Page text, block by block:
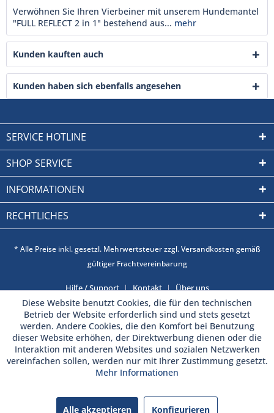
Verwöhnen Sie Ihren Vierbeiner mit unserem Hundemantel
"FULL REFLECT 2 in 1" bestehend aus... mehr
Kunden kauften auch
Kunden haben sich ebenfalls angesehen
SERVICE HOTLINE
SHOP SERVICE
INFORMATIONEN
RECHTLICHES
* Alle Preise inkl. gesetzl. Mehrwertsteuer zzgl. Versandkosten gemäß
gültiger Frachtvereinbarung
Hilfe / Support Kontakt Über uns
Diese Website benutzt Cookies, die für den technischen
Betrieb der Website erforderlich sind und stets gesetzt
werden. Andere Cookies, die den Komfort bei Benutzung
dieser Website erhöhen, der Direktwerbung dienen oder die
Interaktion mit anderen Websites und sozialen Netzwerken
vereinfachen sollen, werden nur mit Ihrer Zustimmung gesetzt.
Mehr Informationen
Alle akzeptieren Konfigurieren